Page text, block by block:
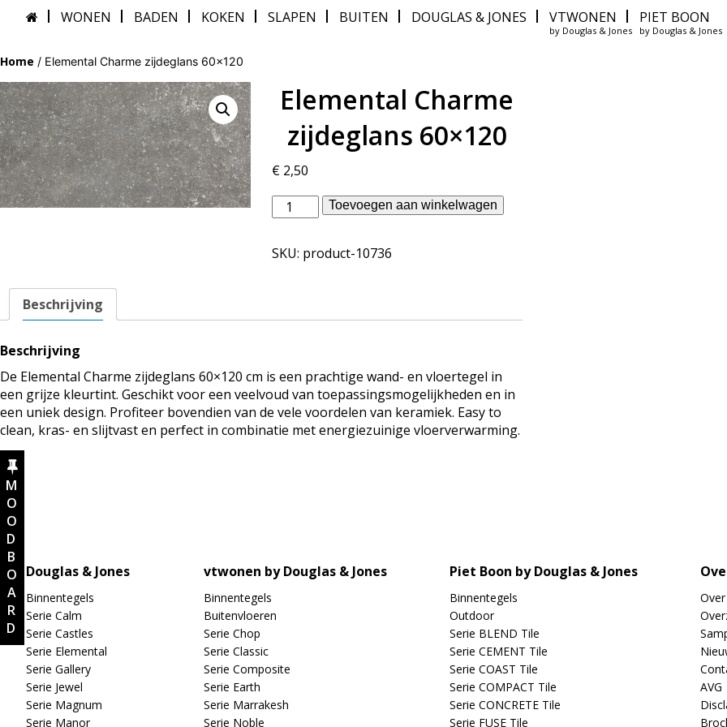
WONEN BADEN KOKEN SLAPEN BUITEN DOUGLAS & JONES VTWONEN
by Douglas & Jones
PIET BOON
by Douglas & Jones
Home / Elemental Charme zijdeglans 60×120
Elemental Charme
zijdeglans 60×120
€2,50
Douglas
Jones
-
Toevoegen aan winkelwagen
SKU: product-10736
Beschrijving
Beschrijving
De Elemental Charme zijdeglans 60×120 cm is een prachtige wand- en vloertegel in
een grijze kleurtint. Geschikt voor een veelvoud van toepassingsmogelijkheden en in
een uniek design. Profiteer bovendien van de vele voordelen van keramiek. Easy to
clean, kras- en slijtvast en perfect in combinatie met energiezuinige vloerverwarming.
Douglas & Jones
Binnentegels
Serie Calm
Serie Castles
Serie Elemental
Serie Gallery
Serie Jewel
Serie Magnum
Serie Manor
vtwonen by Douglas & Jones
Binnentegels
Buitenvloeren
Serie Chop
Serie Classic
Serie Composite
Serie Earth
Serie Marrakesh
Serie Noble
Piet Boon by Douglas & Jones
Binnentegels
Outdoor
Serie BLEND Tile
Serie CEMENT Tile
Serie COAST Tile
Serie COMPACT Tile
Serie CONCRETE Tile
Serie FUSE Tile
AVG
MOODBOARD